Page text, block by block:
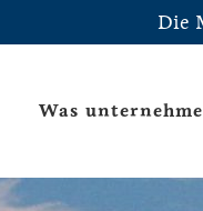
Die
Was